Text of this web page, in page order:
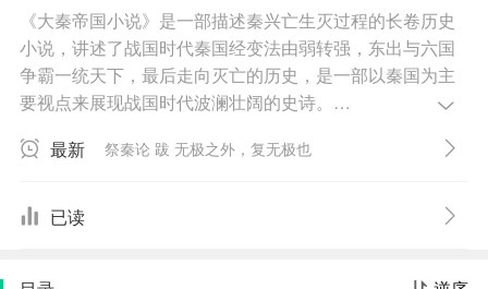
《大秦帝国小说》是一部描述秦兴亡生灭过程的长卷历史
小说，讲述了战国时代秦国经变法由弱转强，东出与六国
争霸一统天下，最后走向灭亡的历史，是一部以秦国为主
要视点来展现战国时代波澜壮阔的史诗。
大统一的帝国，开创了一个全新的铁器文明。但她只有十
戏剧性的帝国命运中，隐藏了难以计数的神奇故事以及伟
最新 祭秦论 跋 无极之外，复无极也
已读